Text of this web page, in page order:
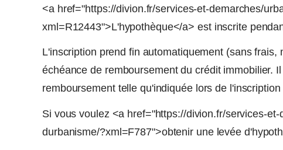
<a href="https://divion.fr/services-et-demarches/
xml=R12443">L'hypothèque</a> est inscrite
L'inscription prend fin automatiquement (sans
échéance de remboursement du crédit immobilier.
remboursement telle qu'indiquée lors de
Si vous voulez <a href="https://divion.fr/services-
durbanisme/?xml=F787">obtenir une levée